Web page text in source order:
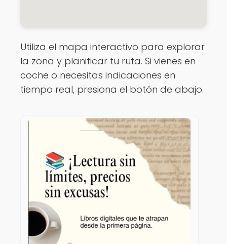
Utiliza el mapa interactivo para explorar
la zona y planificar tu ruta. Si vienes en
coche o necesitas indicaciones en
tiempo real, presiona el botón de abajo.